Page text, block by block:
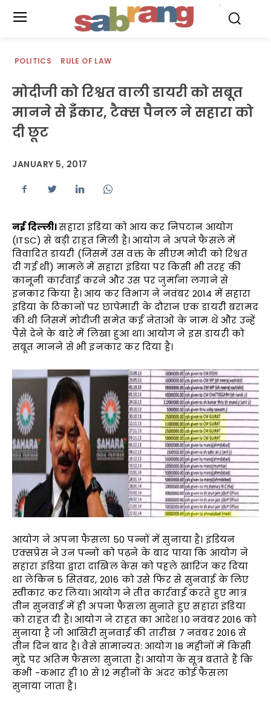
POLITICS RULE OF LAW
मोदीजी को रिश्वत वाली डायरी को सबूत
मानने से इँकार, टैक्स पैनल ने सहारा को
दी छूट
JANUARY 5, 2017
नई दिल्ली।सहारा इंडिया को आय कर निपटान आयोग
(ITSC) से बड़ी राहत मिली है। आयोग ने अपने फैसले में
विवादित डायरी (जिसमें उस वक्त के सीएम मोदी को रिश्वत
दी गई थी) मामले में सहारा इंडिया पर किसी भी तरह की
कानूनी कार्रवाई करने और उस पर जुर्माना लगाने से
इनकार किया है। आय कर विभाग ने नवंबर 2014 में सहारा
इंडिया के ठिकानों पर छापेमारी के दौरान एक डायरी बरामद
की थी जिसमें मोदीजी समेत कई नेताओं के नाम थे और उन्हें
पैसे देने के बारे में लिखा हुआ था। आयोग ने इस डायरी को
सबूत मानने से भी इनकार कर दिया है।
आयोग ने अपना फैसला 50 पन्नों में सुनाया है। इंडियन
एक्सप्रेस ने उन पन्नों को पढ़ने के बाद पाया कि आयोग ने
सहारा इंडिया द्वारा दाखिल केस को पहले खारिज कर दिया
था लेकिन 5 सितंबर, 2016 को उसे फिर से सुनवाई के लिए
स्वीकार कर लिया। आयोग ने तीव्र कार्रवाई करते हुए मात्र
तीन सुनवाई में ही अपना फैसला सुनाते हुए सहारा इंडिया
को राहत दी है। आयोग ने राहत का आदेश 10 नवंबर 2016 को
सुनाया है जो आखिरी सुनवाई की तारीख 7 नवंबर 2016 से
तीन दिन बाद है। वैसे सामान्यत: आयोग 18 महीनों में किसी
मुद्दे पर अंतिम फैसला सुनाता है। आयोग के सूत्र बताते हैं कि
कभी -कभार ही 10 से 12 महीनों के अंदर कोई फैसला
सुनाया जाता है।